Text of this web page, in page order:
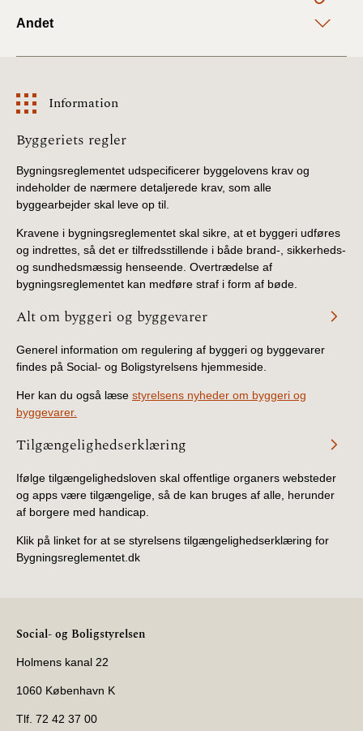
Andet
Information
Information
Byggeriets regler
Bygningsreglementet udspecificerer byggelovens krav og
indeholder de nærmere detaljerede krav, som alle
byggearbejder skal leve op til.
Kravene i bygningsreglementet skal sikre, at et byggeri udføres
og indrettes, så det er tilfredsstillende i både brand-, sikkerheds-
og sundhedsmæssig henseende. Overtrædelse af
bygningsreglementet kan medføre straf i form af bøde.
Alt om byggeri og byggevarer
Generel information om regulering af byggeri og byggevarer
findes på Social- og Boligstyrelsens hjemmeside.
Her kan du også læse styrelsens nyheder om byggeri og
byggevarer.
Tilgængelighedserklæring
Ifølge tilgængelighedsloven skal offentlige organers websteder
og apps være tilgængelige, så de kan bruges af alle, herunder
af borgere med handicap.
Klik på linket for at se styrelsens tilgængelighedserklæring for
Bygningsreglementet.dk
Social- og Boligstyrelsen
Holmens kanal 22
1060 København K
Tlf. 72 42 37 00